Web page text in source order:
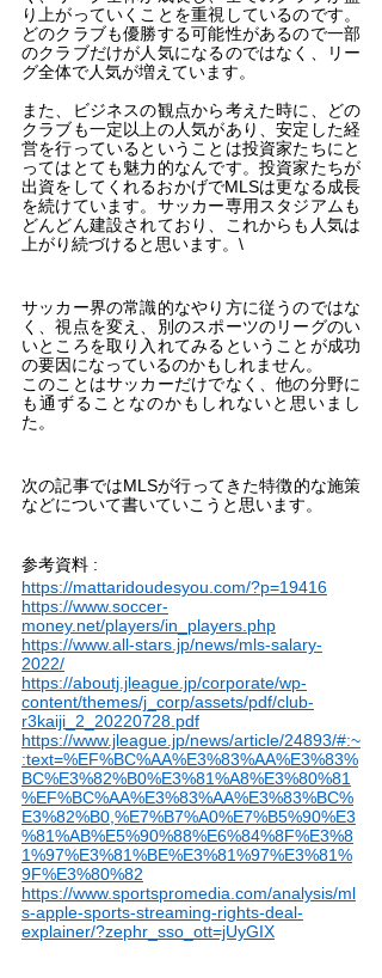
り上がっていくことを重視しているのです。
どのクラブも優勝する可能性があるので一部
のクラブだけが人気になるのではなく、リー
グ全体で人気が増えています。
また、ビジネスの観点から考えた時に、どの
クラブも一定以上の人気があり、安定した経
営を行っているということは投資家たちにと
ってはとても魅力的なんです。投資家たちが
出資をしてくれるおかげでMLSは更なる成長
を続けています。サッカー専用スタジアムも
どんどん建設されており、これからも人気は
上がり続づけると思います。\
サッカー界の常識的なやり方に従うのではな
く、視点を変え、別のスポーツのリーグのい
いところを取り入れてみるということが成功
の要因になっているのかもしれません。
このことはサッカーだけでなく、他の分野に
も通ずることなのかもしれないと思いまし
た。
次の記事ではMLSが行ってきた特徴的な施策
などについて書いていこうと思います。
参考資料 :
https://mattaridoudesyou.com/?p=19416
https://www.soccer-
money.net/players/in_players.php
https://www.all-stars.jp/news/mls-salary-
2022/
https://aboutj.jleague.jp/corporate/wp-
content/themes/j_corp/assets/pdf/club-
r3kaiji_2_20220728.pdf
https://www.jleague.jp/news/article/24893/#:~
:text=%EF%BC%AA%E3%83%AA%E3%83%
BC%E3%82%B0%E3%81%A8%E3%80%81
%EF%BC%AA%E3%83%AA%E3%83%BC%
E3%82%B0,%E7%B7%A0%E7%B5%90%E3
%81%AB%E5%90%88%E6%84%8F%E3%8
1%97%E3%81%BE%E3%81%97%E3%81%
9F%E3%80%82
https://www.sportspromedia.com/analysis/ml
s-apple-sports-streaming-rights-deal-
explainer/?zephr_sso_ott=jUyGIX